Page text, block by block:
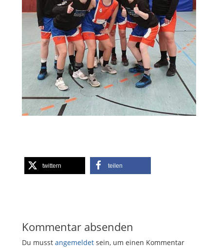
twittern teilen
Kommentar absenden
Du musst angemeldetsein, um einen Kommentar